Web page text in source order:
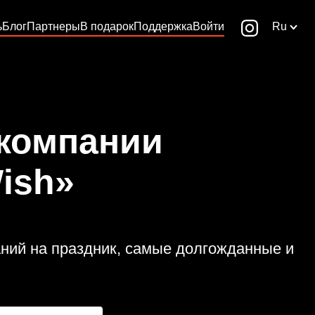
БлогПартнерыВ подарокПоддержкаВойти Ru
на праздник, самые долгожданные и